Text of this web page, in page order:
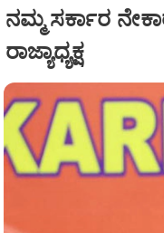
ನಮ್ಮ ಸರ್ಕಾರ
ರಾಜ್ಯಾಧ್ಯಕ್ಷ